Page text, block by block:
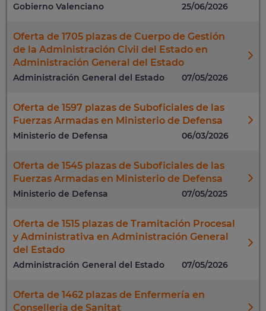
Gobierno Valenciano 25/06/2026
Oferta de 1705 plazas de Cuerpo de Gestión
de la Administración Civil del Estado en
Administración General del Estado
Administración General del Estado 07/05/2026
Oferta de 1597 plazas de Suboficiales de las
Fuerzas Armadas en Ministerio de Defensa
Ministerio de Defensa 06/03/2026
Oferta de 1545 plazas de Suboficiales de las
Fuerzas Armadas en Ministerio de Defensa
Ministerio de Defensa 07/05/2025
Oferta de 1515 plazas de Tramitación Procesal
y Administrativa en Administración General
del Estado
Administración General del Estado 07/05/2026
Oferta de 1462 plazas de Enfermería en
Conselleria de Sanitat